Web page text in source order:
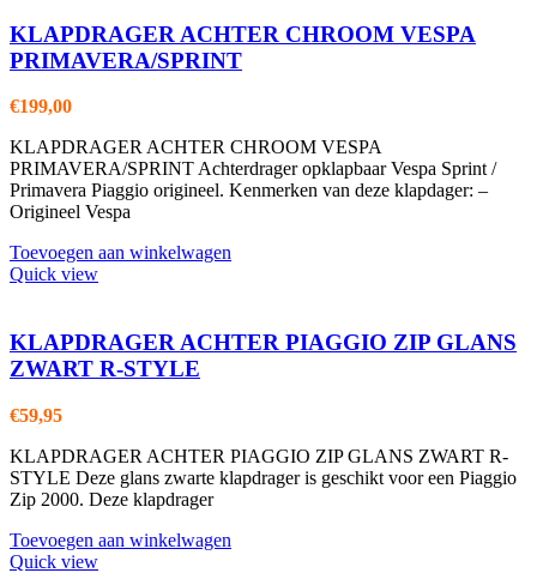
KLAPDRAGER ACHTER CHROOM VESPA
PRIMAVERA/SPRINT
€199,00
KLAPDRAGER ACHTER CHROOM VESPA
PRIMAVERA/SPRINT Achterdrager opklapbaar Vespa Sprint /
Primavera Piaggio origineel. Kenmerken van deze klapdager: –
Origineel Vespa
Toevoegen aan winkelwagen
Quick view
KLAPDRAGER ACHTER PIAGGIO ZIP GLANS
ZWART R-STYLE
€59,95
KLAPDRAGER ACHTER PIAGGIO ZIP GLANS ZWART R-
STYLE Deze glans zwarte klapdrager is geschikt voor een Piaggio
Zip 2000. Deze klapdrager
Toevoegen aan winkelwagen
Quick view